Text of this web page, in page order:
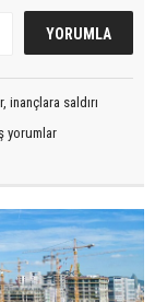
saldırı
yorumlar